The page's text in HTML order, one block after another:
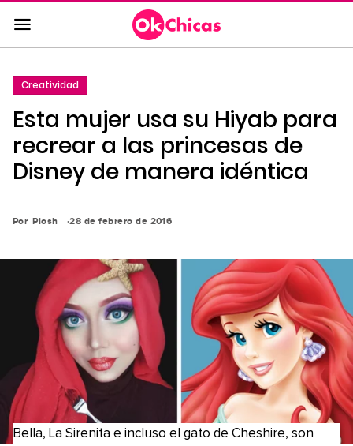
Saltar
al
contenido
a
la
navegación
principal
Creatividad
Esta mujer usa su Hiyab para
recrear a las princesas de
Disney de manera idéntica
Por Piosh 28 de febrero de 2016
Bella, La Sirenita e incluso el gato de Cheshire, son